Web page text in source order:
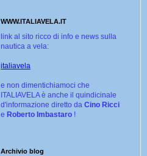
WWW.ITALIAVELA.IT
link al sito ricco di info e news sulla
nautica a vela:
italiavela
e non dimentichiamoci che
ITALIAVELA è anche il quindicinale
d'informazione diretto da Cino Ricci
e Roberto Imbastaro !
Archivio blog